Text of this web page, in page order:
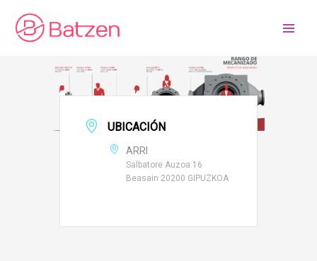
contenido
UBICACIÓN
ARRI
Salbatore Auzoa 16
Beasain 20200 GIPUZKOA